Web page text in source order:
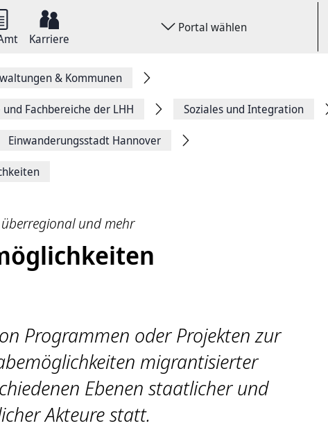
Karriere
Portal wählen
& Kommunen
Fachbereiche der LHH Soziales und Integration
Einwanderungsstadt Hannover
und mehr
Programmen oder Projekten zur
migrantisierter
Ebenen staatlicher und
Akteure statt.